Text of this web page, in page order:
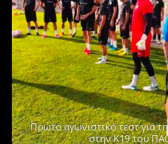
Πρώτο αγωνιστικό τεστ για
στην Κ19 του